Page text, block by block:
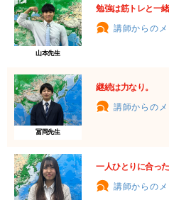
山本先生
勉強は筋トレと一緒
講師からの
冨岡先生
継続は力なり。
講師からの
一人ひとりに合っ
講師からの